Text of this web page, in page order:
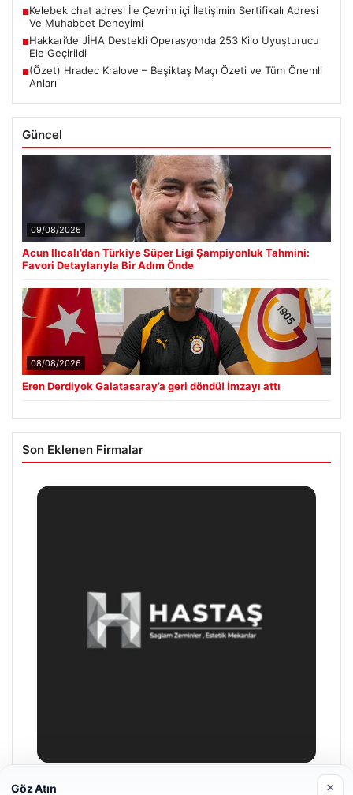
■Kelebek chat adresi İle Çevrim içi İletişimin Sertifikalı Adresi
Ve Muhabbet Deneyimi
■Hakkari’de JİHA Destekli Operasyonda 253 Kilo Uyuşturucu
Ele Geçirildi
■(Özet) Hradec Kralove – Beşiktaş Maçı Özeti ve Tüm Önemli
Anları
Güncel
09/08/2026
Acun Ilıcalı’dan Türkiye Süper Ligi Şampiyonluk Tahmini:
Favori Detaylarıyla Bir Adım Önde
08/08/2026
Eren Derdiyok Galatasaray’a geri döndü! İmzayı attı
Son Eklenen Firmalar
Göz Atın ×